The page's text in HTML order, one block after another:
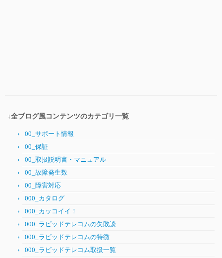
↓全ブログ風コンテンツのカテゴリ一覧
00_サポート情報
00_保証
00_取扱説明書・マニュアル
00_故障発生数
00_障害対応
000_カタログ
000_カッコイイ！
000_ラピッドテレコムの失敗談
000_ラピッドテレコムの特徴
000_ラピッドテレコム取扱一覧